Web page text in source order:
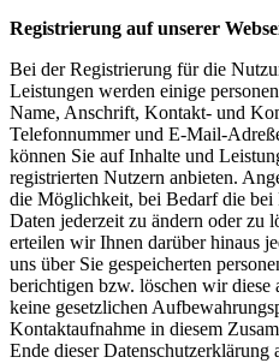
Registrierung auf unserer
Bei der Registrierung für die
Leistungen werden einige
Name, Anschrift, Kontakt- und
Telefonnummer und E-Mail-
können Sie auf Inhalte und
registrierten Nutzern anbieten.
die Möglichkeit, bei Bedarf die bei
Daten jederzeit zu ändern oder zu
erteilen wir Ihnen darüber hinaus
uns über Sie gespeicherten
berichtigen bzw. löschen wir
keine gesetzlichen
Kontaktaufnahme in diesem
Ende dieser Datenschutzerklärung